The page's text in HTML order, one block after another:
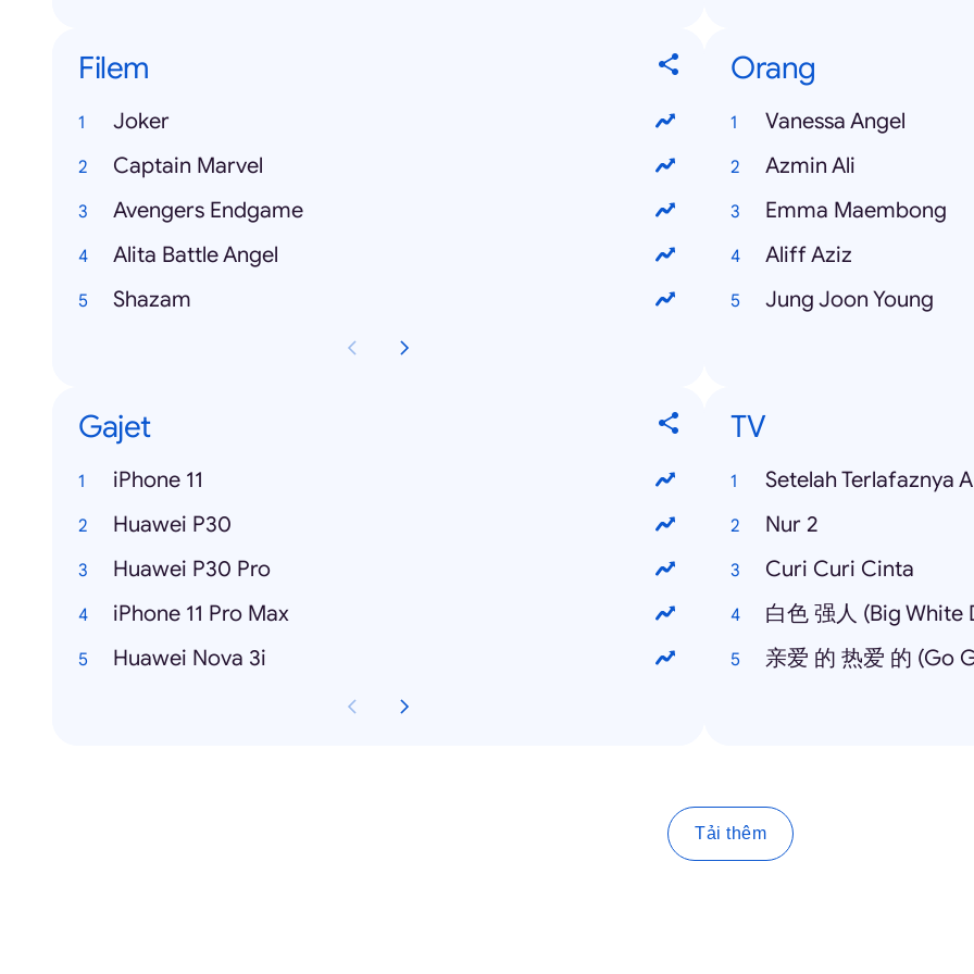
Filem
Joker
Captain Marvel
Avengers Endgame
Alita Battle Angel
Shazam
Orang
Vanessa Angel
Azmin Ali
Emma Maembong
Aliff Aziz
Jung Joon Young
Gajet
iPhone 11
Huawei P30
Huawei P30 Pro
iPhone 11 Pro Max
Huawei Nova 3i
TV
Setelah Terlafaznya
Nur 2
Curi Curi Cinta
白色 强人 (Big White
亲爱 的 热爱 的 (Go
Tải thêm